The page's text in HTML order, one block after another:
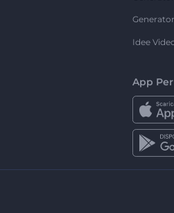
Idee
App